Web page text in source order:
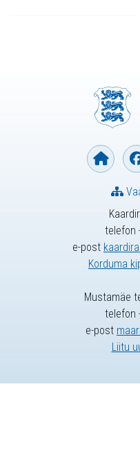
telefon
e-post
Korduma
Mustamäe
telefon
e-post
Liitu